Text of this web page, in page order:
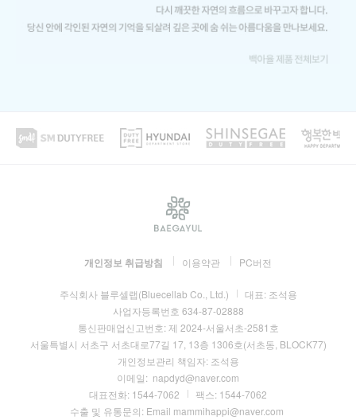
개인정보 취급방침 이용약관 PC버전
주식회사 블루셀랩(Bluecellab Co., Ltd.) 대표: 조석용
사업자등록번호 634-87-02888
통신판매업신고번호: 제 2024-서울서초-2581호
서울특별시 서초구 서초대로77길 17, 13층 1306호(서초동, BLOCK77)
개인정보관리 책임자: 조석용
이메일: napdyd@naver.com
대표전화: 1544-7062 팩스: 1544-7062
수출 및 유통문의: Email mammihappi@naver.com